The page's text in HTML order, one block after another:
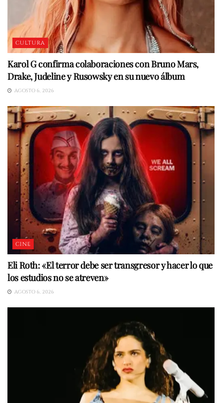
CULTURA
Karol G confirma colaboraciones con Bruno Mars,
Drake, Judeline y Rusowsky en su nuevo álbum
AGOSTO 6, 2026
CINE
Eli Roth: «El terror debe ser transgresor y hacer lo que
los estudios no se atreven»
AGOSTO 6, 2026